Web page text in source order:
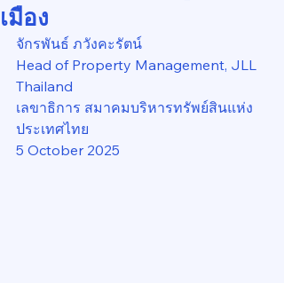
เมือง
จักรพันธ์ ภวังคะรัตน์
Head of Property Management, JLL
Thailand
เลขาธิการ สมาคมบริหารทรัพย์สินแห่ง
ประเทศไทย
5 October 2025